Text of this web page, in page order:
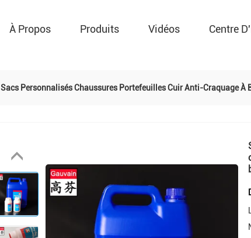
À Propos Produits Vidéos Centre
Sacs Personnalisés Chaussures Portefeuilles Cuir Anti-Craquage